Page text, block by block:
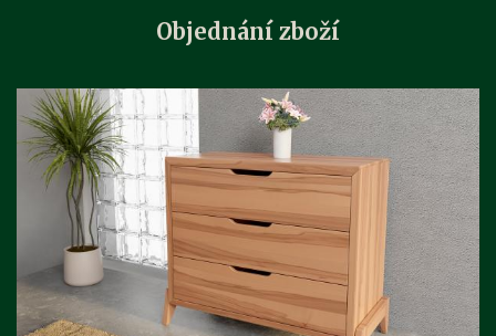
Objednání zboží